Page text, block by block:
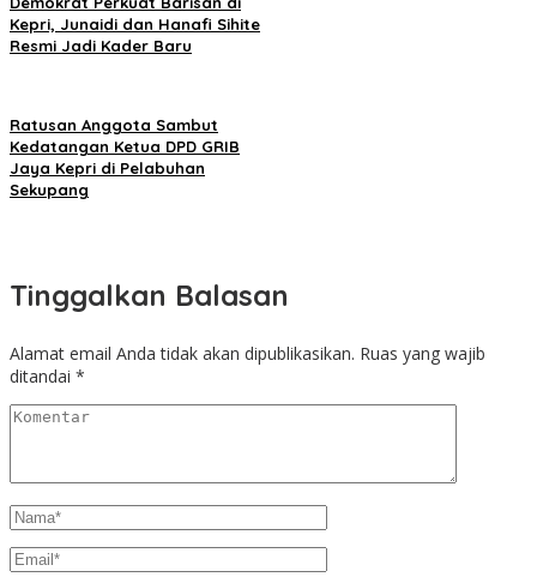
Kepri, Junaidi dan Hanafi Sihite
Resmi Jadi Kader Baru
Ratusan Anggota Sambut
Kedatangan Ketua DPD GRIB
Jaya Kepri di Pelabuhan
Sekupang
Tinggalkan Balasan
Alamat email Anda tidak akan dipublikasikan. Ruas yang wajib
ditandai *